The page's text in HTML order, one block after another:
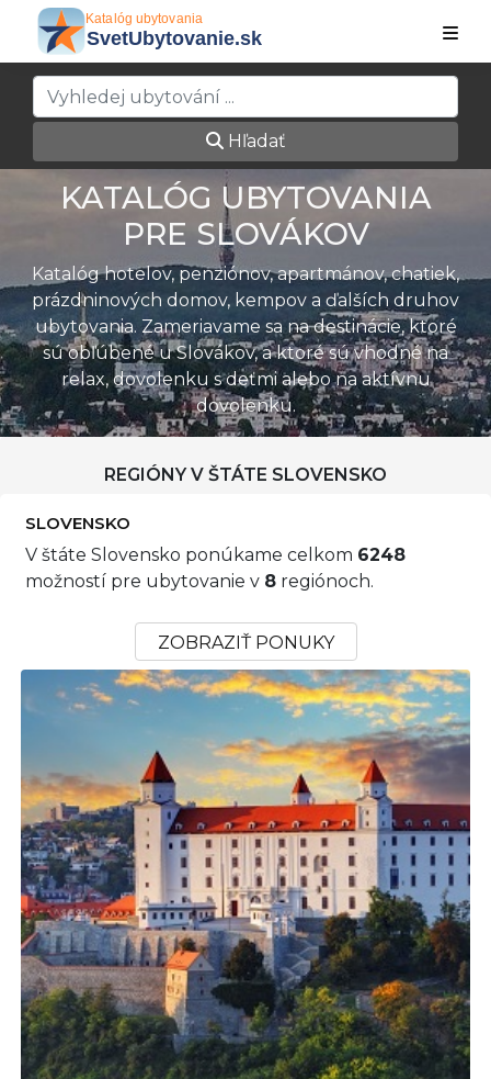
Hľadať
KATALÓG UBYTOVANIA
PRE SLOVÁKOV
Katalóg hotelov, penziónov, apartmánov, chatiek,
prázdninových domov, kempov a ďalších druhov
ubytovania. Zameriavame sa na destinácie, ktoré
sú obľúbené u Slovákov, a ktoré sú vhodné na
relax, dovolenku s deťmi alebo na aktívnu
dovolenku.
REGIÓNY V ŠTÁTE SLOVENSKO
SLOVENSKO
V štáte Slovensko ponúkame celkom 6248
možností pre ubytovanie v 8 regiónoch.
ZOBRAZIŤ PONUKY